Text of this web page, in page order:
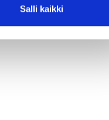
Salli kaikki